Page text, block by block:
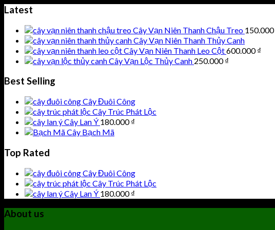
Latest
Cây Vạn Niên Thanh Chậu Treo 150.000
Cây Vạn Niên Thanh Thủy Canh
Cây Vạn Niên Thanh Leo Cột600.000₫
Cây Vạn Lộc Thủy Canh 250.000₫
Best Selling
Cây Đuôi Công
Cây Trúc Phát Lộc
Cây Lan Ý 180.000₫
Cây Bạch Mã
Top Rated
Cây Đuôi Công
Cây Trúc Phát Lộc
Cây Lan Ý 180.000₫
About us